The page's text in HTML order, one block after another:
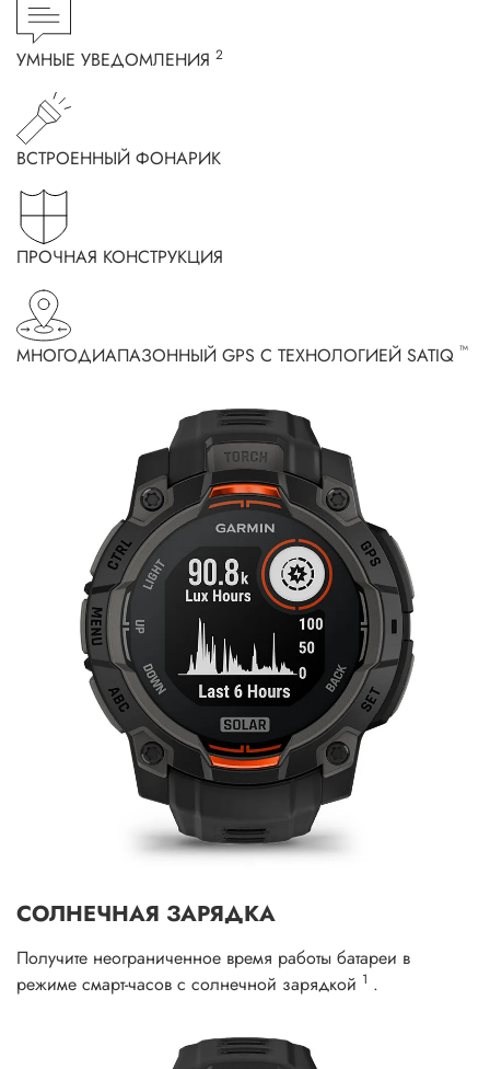
УМНЫЕ УВЕДОМЛЕНИЯ 2
ВСТРОЕННЫЙ ФОНАРИК
ПРОЧНАЯ КОНСТРУКЦИЯ
МНОГОДИАПАЗОННЫЙ GPS С ТЕХНОЛОГИЕЙ SATIQ ™
СОЛНЕЧНАЯ ЗАРЯДКА
Получите неограниченное время работы батареи в
режиме смарт-часов с солнечной зарядкой 1 .